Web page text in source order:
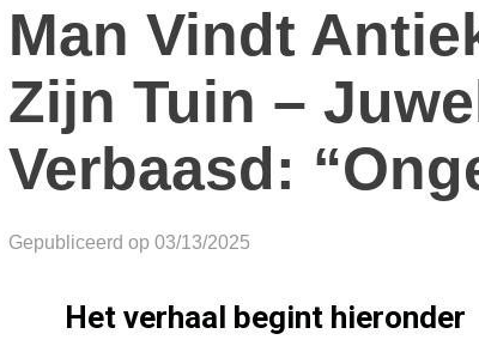
Man Vindt
Zijn Tuin –
Verbaasd:
Gepubliceerd op 03/13/2025
Het verhaal begint hieronder